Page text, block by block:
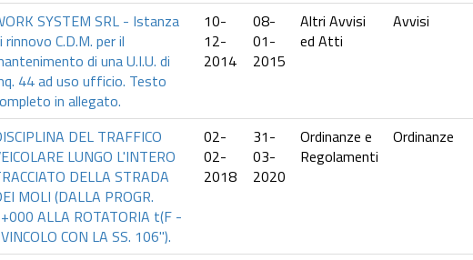
SYSTEM SRL - Istanza
rinnovo C.D.M. per il
di una U.I.U. di
44 ad uso ufficio. Testo
in allegato.
10-
12-
2014
08-
01-
2015
Altri Avvisi
ed Atti
Avvisi
DEL TRAFFICO
LUNGO L'INTERO
DELLA STRADA
MOLI (DALLA PROGR.
ALLA ROTATORIA t(F -
CON LA SS. 106").
02-
02-
2018
31-
03-
2020
Ordinanze e
Regolamenti
Ordinanze